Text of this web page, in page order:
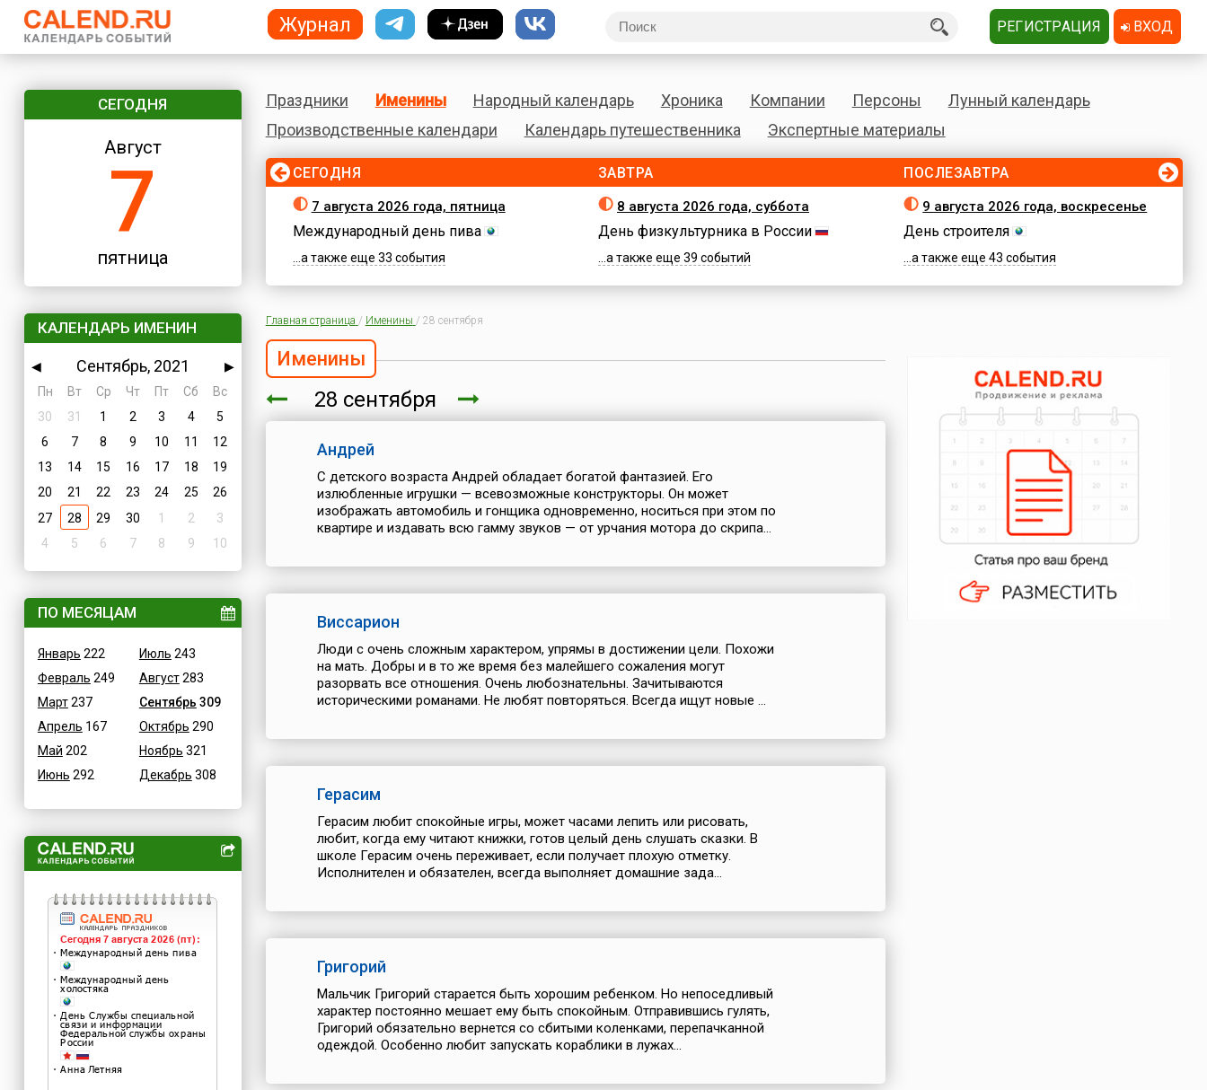
СЕГОДНЯ
Август
7
пятница
КАЛЕНДАРЬ ИМЕНИН
◀ Сентябрь, 2021
▶
Пн
Вт Ср Чт Пт Сб
Вс
30
31 1 2 3 4
5
6
7 8 9 10 11
12
13
14 15 16 17 18
19
20
21 22 23 24 25
26
27
28 29 30 1 2
3
4
5 6 7 8 9 10
ПО МЕСЯЦАМ
Январь 222
Февраль 249
Март237
Апрель 167
Май 202
Июнь 292
Июль 243
Август283
Сентябрь 309
Октябрь 290
Ноябрь 321
Декабрь 308
Праздники Именины Народный календарь Хроника Компании Персоны
Лунный календарь
Производственные календари
Календарь путешественника Экспертные материалы
СЕГОДНЯ
7 августа 2026 года, пятница
Международный день пива
...а также еще 33 события
ЗАВТРА
8 августа 2026 года, суббота
День физкультурника в России
...а также еще 39 событий
ПОСЛЕЗАВТРА
9 августа 2026 года, воскресенье
День строителя
...а также еще 43 события
Главная страница / Именины / 28 сентября
Именины
28 сентября
Андрей
С детского возраста Андрей обладает богатой фантазией. Его
излюбленные игрушки — всевозможные конструкторы. Он может
изображать автомобиль и гонщика одновременно, носиться при этом по
квартире и издавать всю гамму звуков — от урчания мотора до скрипа...
Виссарион
Люди с очень сложным характером, упрямы в достижении цели. Похожи
на мать. Добры и в то же время без малейшего сожаления могут
разорвать все отношения. Очень любознательны. Зачитываются
историческими романами. Не любят повторяться. Всегда ищут новые ...
Герасим
Герасим любит спокойные игры, может часами лепить или рисовать,
любит, когда ему читают книжки, готов целый день слушать сказки. В
школе Герасим очень переживает, если получает плохую отметку.
Исполнителен и обязателен, всегда выполняет домашние зада...
Григорий
Мальчик Григорий старается быть хорошим ребенком. Но непоседливый
характер постоянно мешает ему быть спокойным. Отправившись гулять,
Григорий обязательно вернется со сбитыми коленками, перепачканной
одеждой. Особенно любит запускать кораблики в лужах...
Журнал РЕГИСТРАЦИЯ ВХОД